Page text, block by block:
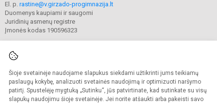
Šioje svetainėje naudojame slapukus siekdami užtikrinti jums teikiamų
paslaugų kokybę, analizuoti svetainės naudojimą ir optimizuoti naršymo
patirtį. Spustelėję mygtuką „Sutinku“, jūs patvirtinate, kad sutinkate su visų
slapukų naudojimu šioje svetainėje. Jei norite atšaukti arba pakeisti savo
El. p. rastine@v.girzado-progimnazija.lt
Duomenys kaupiami ir saugomi
Juridinių asmenų registre
Įmonės kodas 190596323
© 2020. Kaišiadorių Vaclovo Giržado progimnazija. Visos teisės saugomos.
Kopijuoti turinį be raštiško gimnazijos sutikimo griežtai draudžiama.
Prieinamumo paraiška Slapukų valdymas